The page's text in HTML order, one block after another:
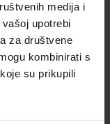
medija i
upotrebi
za društvene
kombinirati s
su prikupili
šesti razred